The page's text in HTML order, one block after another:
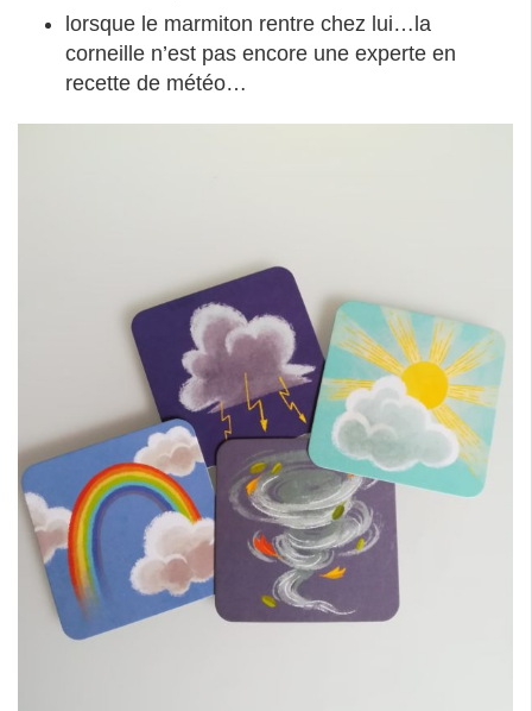
lorsque le marmiton rentre chez lui…la
corneille n’est pas encore une experte en
recette de météo…